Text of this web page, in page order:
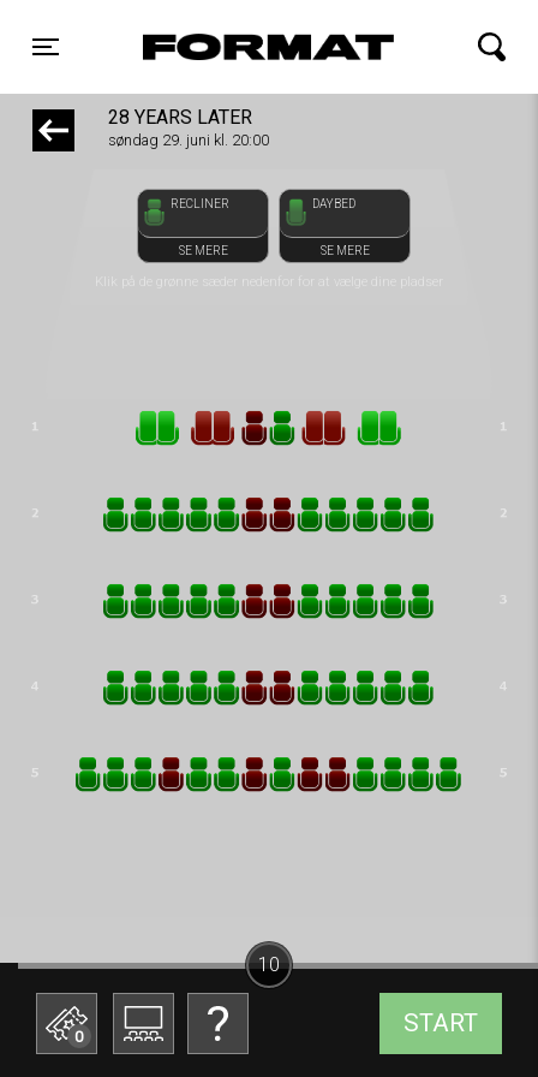
Toggle navigation
FORMAT Biograf
28 YEARS LATER
søndag 29. juni kl. 20:00
RECLINER
SE MERE
DAYBED
SE MERE
Klik på de grønne sæder nedenfor for at vælge dine pladser
0 START
10
front05-temp 013601